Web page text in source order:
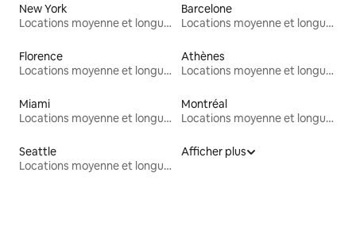
New York
Locations moyenne et longue durée
Barcelone
Locations moyenne et longue durée
Florence
Locations moyenne et longue durée
Athènes
Locations moyenne et longue durée
Miami
Locations moyenne et longue durée
Montréal
Locations moyenne et longue durée
Seattle
Locations moyenne et longue durée
Afficher plus